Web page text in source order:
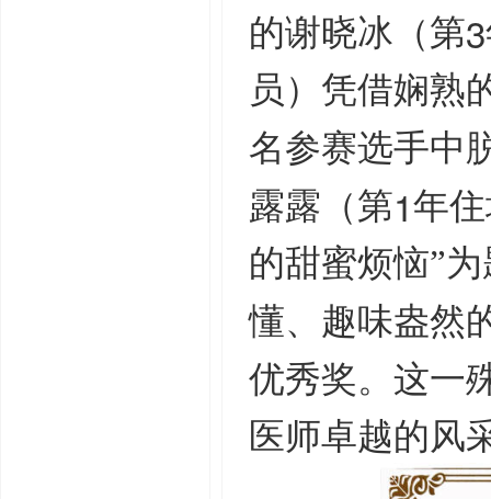
的谢晓冰（第3
员）凭借娴熟
名参赛选手中
露露（第1年
的甜蜜烦恼”
懂、趣味盎然
优秀奖。这一
医师卓越的风